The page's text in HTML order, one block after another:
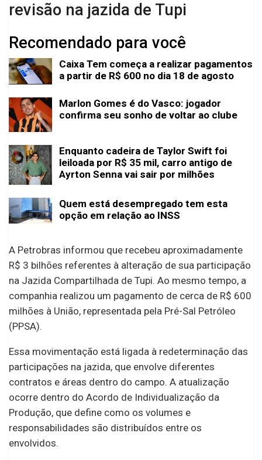
revisão na jazida de Tupi
Recomendado para você
Caixa Tem começa a realizar pagamentos
a partir de R$ 600 no dia 18 de agosto
Marlon Gomes é do Vasco: jogador
confirma seu sonho de voltar ao clube
Enquanto cadeira de Taylor Swift foi
leiloada por R$ 35 mil, carro antigo de
Ayrton Senna vai sair por milhões
Quem está desempregado tem esta
opção em relação ao INSS
A Petrobras informou que recebeu aproximadamente
R$ 3 bilhões referentes à alteração de sua participação
na Jazida Compartilhada de Tupi. Ao mesmo tempo, a
companhia realizou um pagamento de cerca de R$ 600
milhões à União, representada pela Pré-Sal Petróleo
(PPSA).
Essa movimentação está ligada à redeterminação das
participações na jazida, que envolve diferentes
contratos e áreas dentro do campo. A atualização
ocorre dentro do Acordo de Individualização da
Produção, que define como os volumes e
responsabilidades são distribuídos entre os
envolvidos.